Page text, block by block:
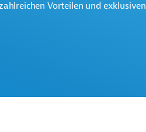
Vorteilen und exklusiven